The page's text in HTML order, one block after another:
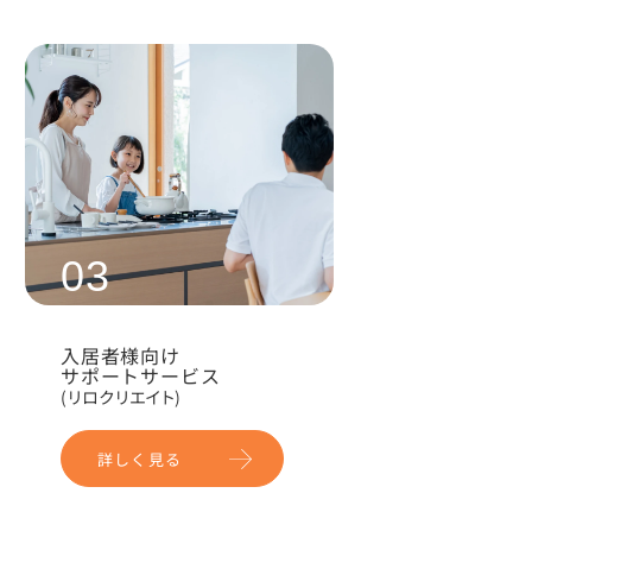
03
入居者様向け
サポートサービス
(リロクリエイト)
詳しく見る